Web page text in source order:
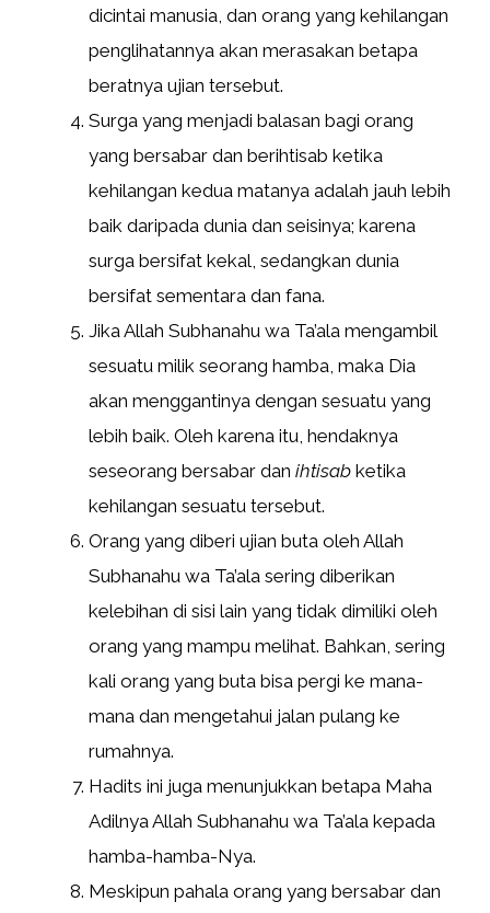
dicintai manusia, dan orang yang kehilangan
penglihatannya akan merasakan betapa
beratnya ujian tersebut.
Surga yang menjadi balasan bagi orang
yang bersabar dan berihtisab ketika
kehilangan kedua matanya adalah jauh lebih
baik daripada dunia dan seisinya; karena
surga bersifat kekal, sedangkan dunia
bersifat sementara dan fana.
Jika Allah Subhanahu wa Ta’ala mengambil
sesuatu milik seorang hamba, maka Dia
akan menggantinya dengan sesuatu yang
lebih baik. Oleh karena itu, hendaknya
seseorang bersabar dan ihtisab ketika
kehilangan sesuatu tersebut.
Orang yang diberi ujian buta oleh Allah
Subhanahu wa Ta’ala sering diberikan
kelebihan di sisi lain yang tidak dimiliki oleh
orang yang mampu melihat. Bahkan, sering
kali orang yang buta bisa pergi ke mana-
mana dan mengetahui jalan pulang ke
rumahnya.
Hadits ini juga menunjukkan betapa Maha
Adilnya Allah Subhanahu wa Ta’ala kepada
hamba-hamba-Nya.
Meskipun pahala orang yang bersabar dan